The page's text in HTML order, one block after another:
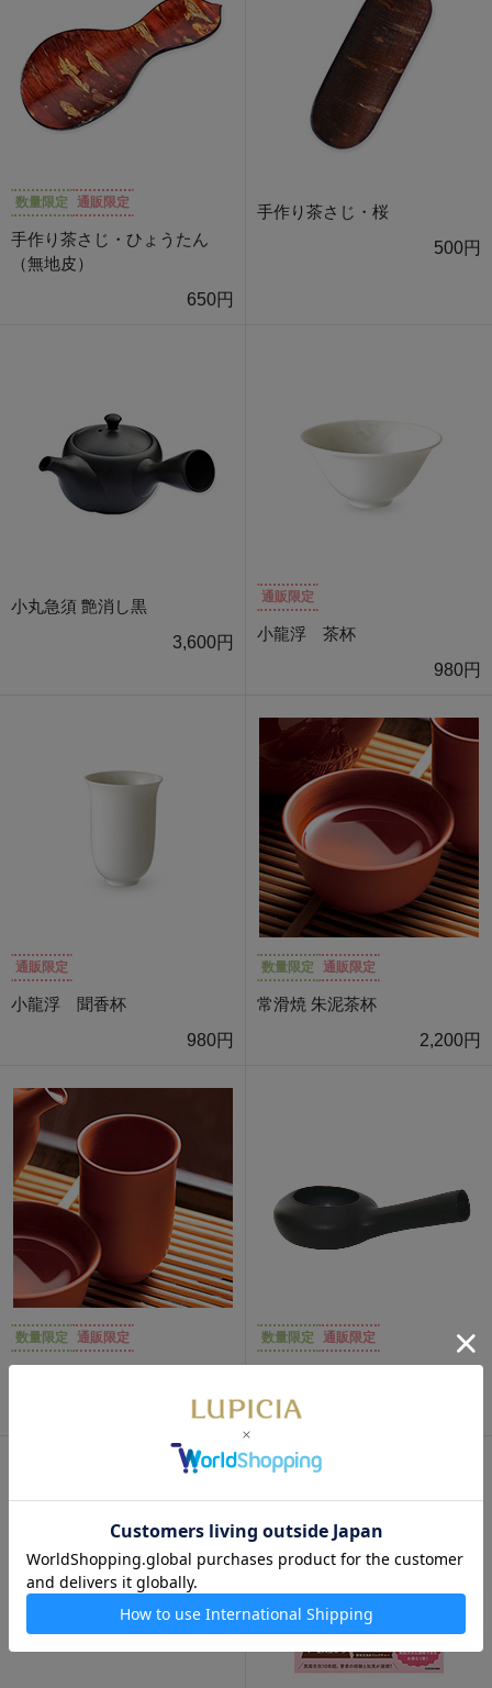
数量限定 通販限定
手作り茶さじ・ひょうたん
（無地皮）
650円
手作り茶さじ・桜
500円
小丸急須 艶消し黒
3,600円
通販限定
小龍浮 茶杯
980円
通販限定
小龍浮 聞香杯
980円
数量限定 通販限定
常滑焼 朱泥茶杯
2,200円
数量限定 通販限定
2,200円
数量限定 通販限定